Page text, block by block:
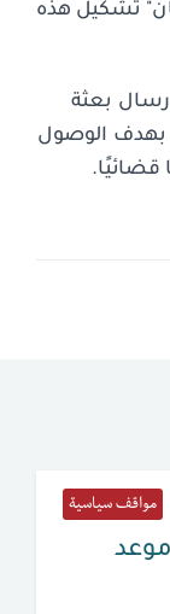
تشكيل هذه
بعثة
بهدف الوصول
قضائيًا.
مواقف سياسية
موعد